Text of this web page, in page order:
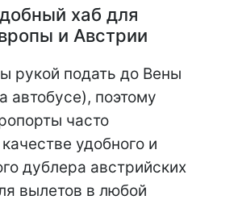
хаб для
и Австрии
рукой подать до Вены
автобусе), поэтому
часто
удобного и
дублера австрийских
вылетов в любой